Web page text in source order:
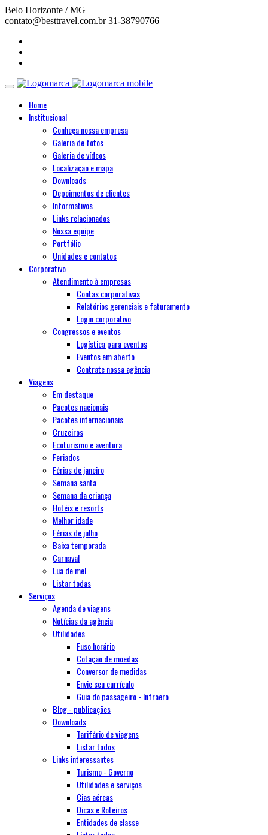
Belo Horizonte / MG
contato@besttravel.com.br 31-38790766
Home
Institucional
Conheça nossa empresa
Galeria de fotos
Galeria de vídeos
Localização e mapa
Downloads
Depoimentos de clientes
Informativos
Links relacionados
Nossa equipe
Portfólio
Unidades e contatos
Corporativo
Atendimento à empresas
Contas corporativas
Relatórios gerenciais e faturamento
Login corporativo
Congressos e eventos
Logística para eventos
Eventos em aberto
Contrate nossa agência
Viagens
Em destaque
Pacotes nacionais
Pacotes internacionais
Cruzeiros
Ecoturismo e aventura
Feriados
Férias de janeiro
Semana santa
Semana da criança
Hotéis e resorts
Melhor idade
Férias de julho
Baixa temporada
Carnaval
Lua de mel
Listar todas
Serviços
Agenda de viagens
Notícias da agência
Utilidades
Fuso horário
Cotação de moedas
Conversor de medidas
Envie seu currículo
Guia do passageiro - Infraero
Blog - publicações
Downloads
Tarifário de viagens
Listar todos
Links interessantes
Turismo - Governo
Utilidades e serviços
Cias aéreas
Dicas e Roteiros
Entidades de classe